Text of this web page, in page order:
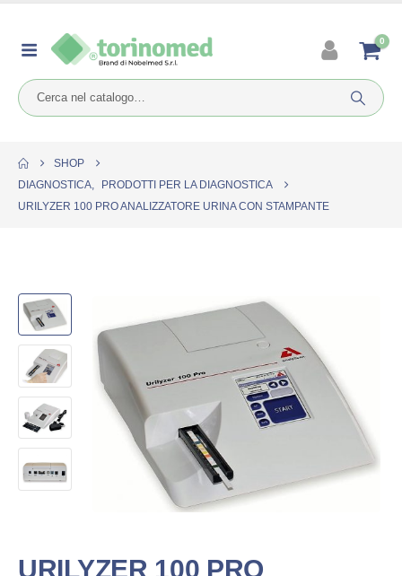
0
SHOP
DIAGNOSTICA,
PRODOTTI PER LA DIAGNOSTICA
URILYZER 100 PRO ANALIZZATORE URINA CON STAMPANTE
URILYZER 100 PRO